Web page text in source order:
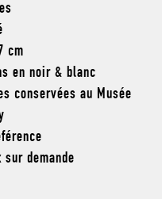
cm
en noir & blanc
conservées au Musée
demande